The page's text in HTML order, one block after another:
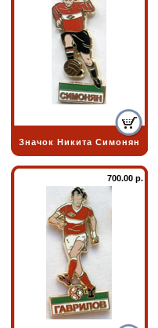
Значок Никита Симонян
700.00 р.